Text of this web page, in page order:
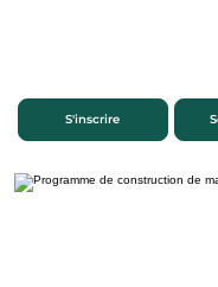
S'inscrire